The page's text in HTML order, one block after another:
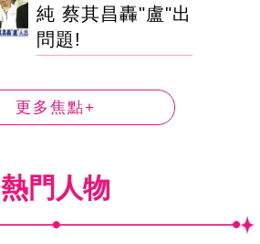
純 蔡其昌轟"盧"出
問題!
更多焦點+
熱門人物